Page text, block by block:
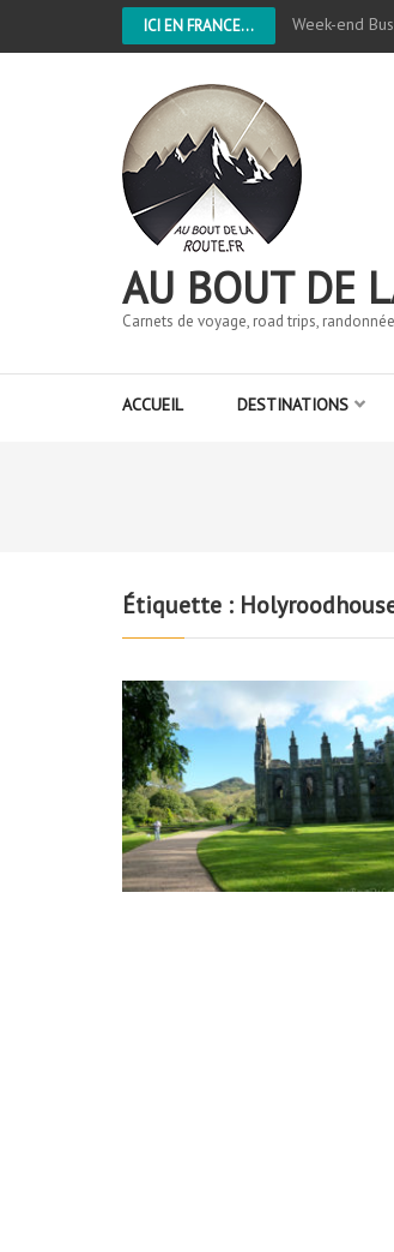
ICI EN FRANCE... Week-end
AU BOUT DE
Carnets de voyage, road trips,
ACCUEIL DESTINATIONS
Étiquette :